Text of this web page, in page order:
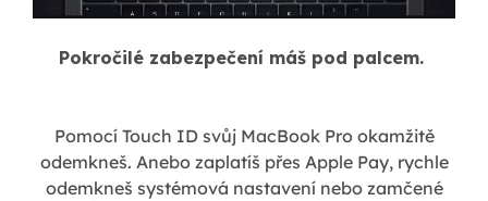
Pokročilé zabezpečení máš pod palcem.
Pomocí Touch ID svůj MacBook Pro okamžitě
odemkneš. Anebo zaplatíš přes Apple Pay, rychle
odemkneš systémová nastavení nebo zamčené